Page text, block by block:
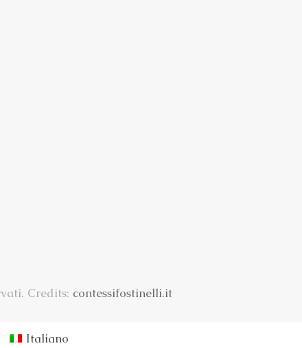
Credits: contessifostinelli.it
Italiano